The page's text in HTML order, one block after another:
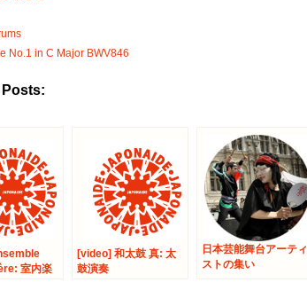
No.1 in C Major BWV846
室内楽
[video] 和太鼓 真: 太
鼓演奏
日本芸能舞台アーティ
ストの集い